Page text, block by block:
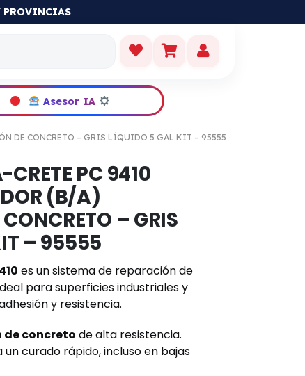
Asesor IA
DE CONCRETO – GRIS LÍQUIDO 5 GAL KIT – 95555
PC 9410
(B/A)
– GRIS
– 95555
es un sistema de reparación de
para superficies industriales y
y resistencia.
de concreto de alta resistencia.
un curado rápido, incluso en bajas